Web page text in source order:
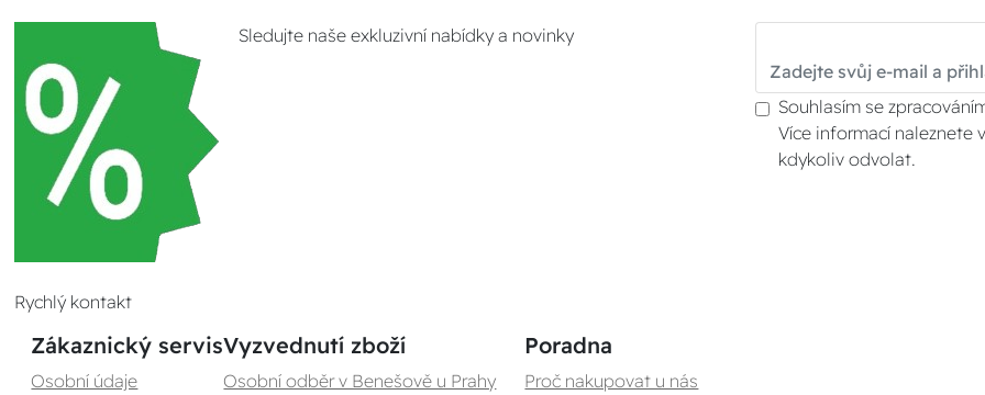
Sledujte naše exkluzivní nabídky a novinky
Souhlasím se
Více informací naleznete
kdykoliv odvolat.
Rychlý kontakt
Zákaznický servis
Osobní údaje
Vyzvednutí zboží
Osobní odběr v Benešově u Prahy
Poradna
Proč nakupovat u nás